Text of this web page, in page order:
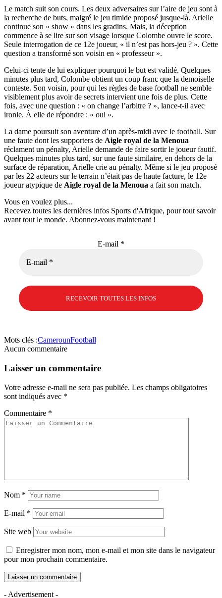
Le match suit son cours. Les deux adversaires sur l’aire de jeu sont à
la recherche de buts, malgré le jeu timide proposé jusque-là. Arielle
continue son « show » dans les gradins. Mais, la déception
commence à se lire sur son visage lorsque Colombe ouvre le score.
Seule interrogation de ce 12e joueur, « il n’est pas hors-jeu ? ». Cette
question a transformé son voisin en « professeur ».
Celui-ci tente de lui expliquer pourquoi le but est validé. Quelques
minutes plus tard, Colombe obtient un coup franc que la demoiselle
conteste. Son voisin, pour qui les règles de base football ne semble
visiblement plus avoir de secrets intervient une fois de plus. Cette
fois, avec une question : « on change l’arbitre ? », lance-t-il avec
ironie. À elle de répondre : « oui ».
La dame poursuit son aventure d’un après-midi avec le football. Sur
une faute dont les supporters de Aigle royal de la Menoua
réclament un pénalty, Arielle demande de faire sortir le joueur fautif.
Quelques minutes plus tard, sur une faute similaire, en dehors de la
surface de réparation, Arielle crie au pénalty. Même si le jeu proposé
par les 22 acteurs sur le terrain n’était pas de haute facture, le 12e
joueur atypique de Aigle royal de la Menoua a fait son match.
Vous en voulez plus...
Recevez toutes les dernières infos Sports d'Afrique, pour tout savoir
avant tout le monde. Abonnez-vous maintenant !
E-mail *
Mots clés :CamerounFootball
Aucun commentaire
Laisser un commentaire
Votre adresse e-mail ne sera pas publiée. Les champs obligatoires
sont indiqués avec *
Commentaire *
Nom *
E-mail *
Site web
Enregistrer mon nom, mon e-mail et mon site dans le navigateur
pour mon prochain commentaire.
- Advertisement -